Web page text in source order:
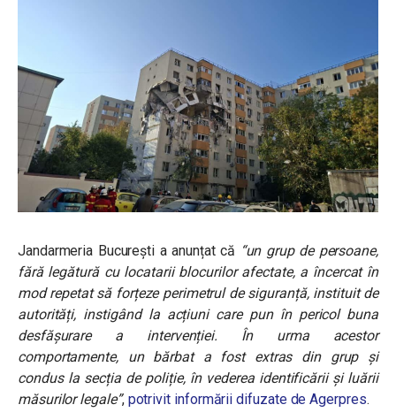
Jandarmeria București a anunțat că “un grup de persoane,
fără legătură cu locatarii blocurilor afectate, a încercat în
mod repetat să forțeze perimetrul de siguranță, instituit de
autorități, instigând la acțiuni care pun în pericol buna
desfășurare a intervenției. În urma acestor
comportamente, un bărbat a fost extras din grup și
condus la secția de poliție, în vederea identificării și luării
măsurilor legale”, potrivit informării difuzate de Agerpres.